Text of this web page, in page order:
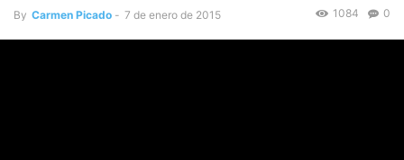
By Carmen Picado - 7 de enero de 2015 0
1084